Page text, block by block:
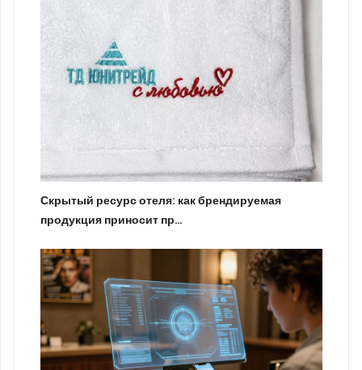
Скрытый ресурс отеля: как брендируемая
продукция приносит пр…